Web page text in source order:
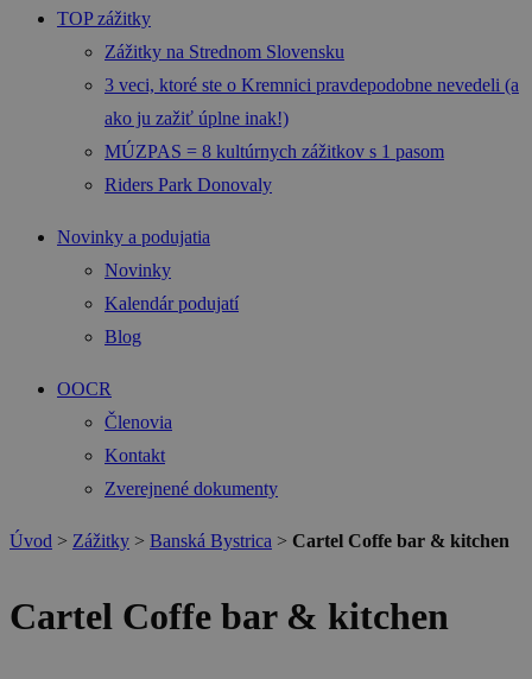
TOP zážitky
Zážitky na Strednom Slovensku
3 veci, ktoré ste o Kremnici pravdepodobne nevedeli (a
ako ju zažiť úplne inak!)
MÚZPAS = 8 kultúrnych zážitkov s 1 pasom
Riders Park Donovaly
Novinky a podujatia
Novinky
Kalendár podujatí
Blog
OOCR
Členovia
Kontakt
Zverejnené dokumenty
Úvod > Zážitky > Banská Bystrica > Cartel Coffe bar & kitchen
Cartel Coffe bar & kitchen